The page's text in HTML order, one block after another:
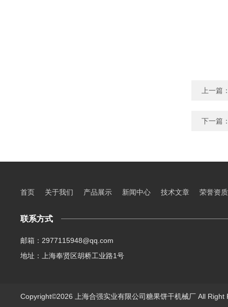
上一篇
下一篇
首页 关于我们 产品展示 新闻中心 技术文章 荣誉资质
联系方式
邮箱：2977115948@qq.com
地址：上海奉贤区胡桥工业路1号
Copyright©2026 上海合强实业有限公司糖果饼干机械厂 All